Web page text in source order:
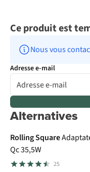
Ce produit est
Nous vous
Adresse e-mail
Alternatives
Rolling Square
Qc 35,5W
25